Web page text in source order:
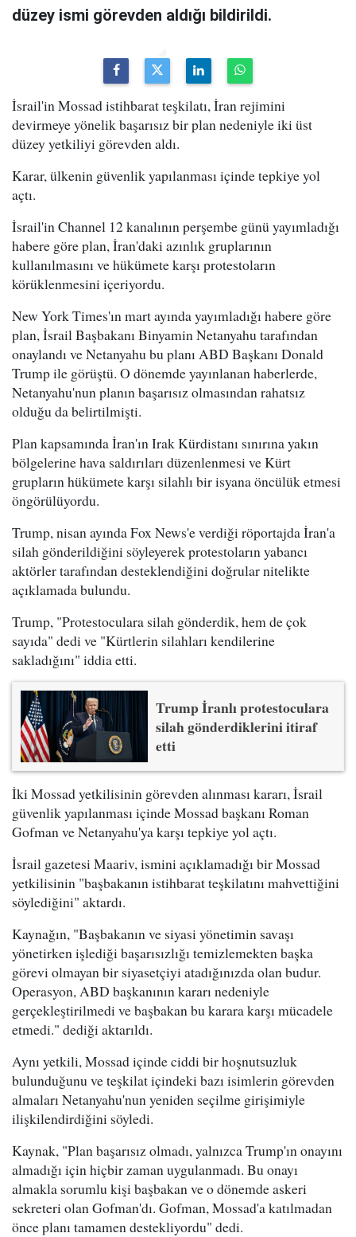
düzey ismi görevden aldığı bildirildi.
İsrail'in Mossad istihbarat teşkilatı, İran rejimini
devirmeye yönelik başarısız bir plan nedeniyle iki üst
düzey yetkiliyi görevden aldı.
Karar, ülkenin güvenlik yapılanması içinde tepkiye yol
açtı.
İsrail'in Channel 12 kanalının perşembe günü yayımladığı
habere göre plan, İran'daki azınlık gruplarının
kullanılmasını ve hükümete karşı protestoların
körüklenmesini içeriyordu.
New York Times'ın mart ayında yayımladığı habere göre
plan, İsrail Başbakanı Binyamin Netanyahu tarafından
onaylandı ve Netanyahu bu planı ABD Başkanı Donald
Trump ile görüştü. O dönemde yayınlanan haberlerde,
Netanyahu'nun planın başarısız olmasından rahatsız
olduğu da belirtilmişti.
Plan kapsamında İran'ın Irak Kürdistanı sınırına yakın
bölgelerine hava saldırıları düzenlenmesi ve Kürt
grupların hükümete karşı silahlı bir isyana öncülük etmesi
öngörülüyordu.
Trump, nisan ayında Fox News'e verdiği röportajda İran'a
silah gönderildiğini söyleyerek protestoların yabancı
aktörler tarafından desteklendiğini doğrular nitelikte
açıklamada bulundu.
Trump, "Protestoculara silah gönderdik, hem de çok
sayıda" dedi ve "Kürtlerin silahları kendilerine
sakladığını" iddia etti.
Trump İranlı protestoculara
silah gönderdiklerini itiraf
etti
İki Mossad yetkilisinin görevden alınması kararı, İsrail
güvenlik yapılanması içinde Mossad başkanı Roman
Gofman ve Netanyahu'ya karşı tepkiye yol açtı.
İsrail gazetesi Maariv, ismini açıklamadığı bir Mossad
yetkilisinin "başbakanın istihbarat teşkilatını mahvettiğini
söylediğini" aktardı.
Kaynağın, "Başbakanın ve siyasi yönetimin savaşı
yönetirken işlediği başarısızlığı temizlemekten başka
görevi olmayan bir siyasetçiyi atadığınızda olan budur.
Operasyon, ABD başkanının kararı nedeniyle
gerçekleştirilmedi ve başbakan bu karara karşı mücadele
etmedi." dediği aktarıldı.
Aynı yetkili, Mossad içinde ciddi bir hoşnutsuzluk
bulunduğunu ve teşkilat içindeki bazı isimlerin görevden
almaları Netanyahu'nun yeniden seçilme girişimiyle
ilişkilendirdiğini söyledi.
Kaynak, "Plan başarısız olmadı, yalnızca Trump'ın onayını
almadığı için hiçbir zaman uygulanmadı. Bu onayı
almakla sorumlu kişi başbakan ve o dönemde askeri
sekreteri olan Gofman'dı. Gofman, Mossad'a katılmadan
önce planı tamamen destekliyordu" dedi.